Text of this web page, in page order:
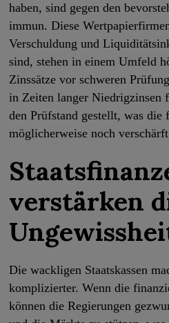
haben, sind gegen den
immun. Diese
Verschuldung und
sind, stehen in einem Umfeld
Zinssätze vor schweren
in Zeiten langer Niedrigzinsen
den Prüfstand gestellt, was
möglicherweise noch
verstärken
Die wackligen Staatskassen
komplizierter. Wenn die
können die Regierungen